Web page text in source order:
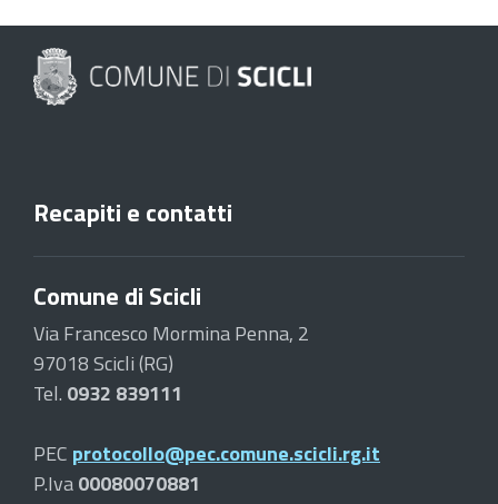
Recapiti e contatti
Comune di Scicli
Via Francesco Mormina Penna, 2
97018 Scicli (RG)
Tel. 0932 839111
PEC protocollo@pec.comune.scicli.rg.it
P.Iva00080070881